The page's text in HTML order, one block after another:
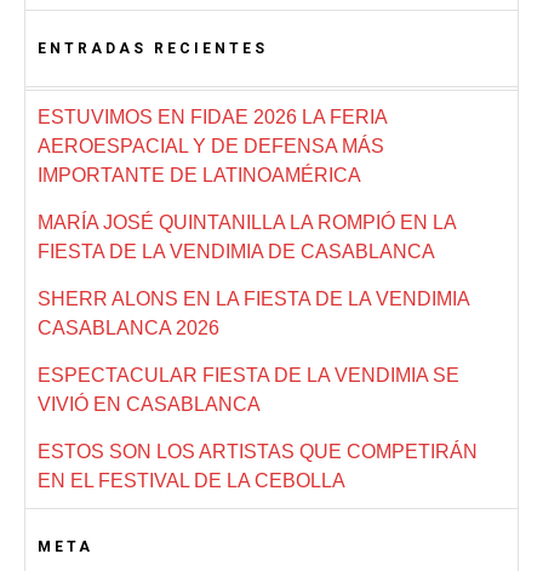
ENTRADAS RECIENTES
ESTUVIMOS EN FIDAE 2026 LA FERIA
AEROESPACIAL Y DE DEFENSA MÁS
IMPORTANTE DE LATINOAMÉRICA
MARÍA JOSÉ QUINTANILLA LA ROMPIÓ EN LA
FIESTA DE LA VENDIMIA DE CASABLANCA
SHERR ALONS EN LA FIESTA DE LA VENDIMIA
CASABLANCA 2026
ESPECTACULAR FIESTA DE LA VENDIMIA SE
VIVIÓ EN CASABLANCA
ESTOS SON LOS ARTISTAS QUE COMPETIRÁN
EN EL FESTIVAL DE LA CEBOLLA
META